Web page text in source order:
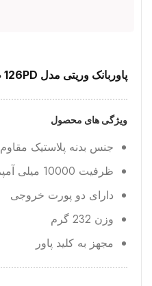
پاوربانک وریتی مدل 126PD ظرفیت 10000 میلی آمپر
ویژگی های محصول
جنس بدنه پلاستیک مقاوم
ظرفیت 10000 میلی آمپر بر ساعت
دارای دو پورت خروجی
وزن 232 گرم
مجهز به کلید پاور